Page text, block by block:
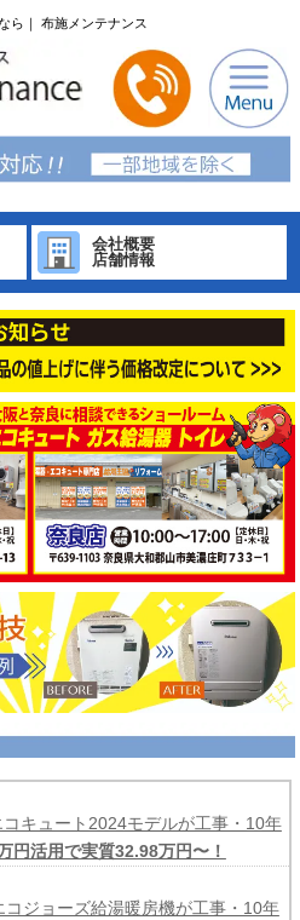
ら｜ 布施メンテナンス
会社概要
店舗情報
コキュート2024モデルが工事・10年
円活用で実質32.98万円〜！
コジョーズ給湯暖房機が工事・10年